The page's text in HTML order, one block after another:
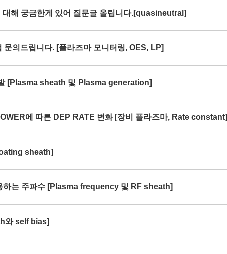
해 궁금한게 있어 질문글 올립니다.[quasineutral]
의드립니다. [플라즈마 모니터링, OES, LP]
[Plasma sheath 및 Plasma generation]
에 따른 DEP RATE 변화 [장비 플라즈마, Rate constant]
sheath]
는 주파수 [Plasma frequency 및 RF sheath]
와 self bias]